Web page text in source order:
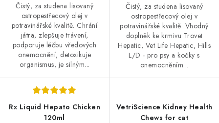
Čistý, za studena lisovaný
ostropestřecový olej v
potravinářské kvalitě. Chrání
játra, zlepšuje trávení,
podporuje léčbu vředových
onemocnění, detoxikuje
organismus, je silným...
Čistý, za studena lisovaný
ostropestřecový olej v
potravinářské kvalitě. Vhodný
doplněk ke krmivu Trovet
Hepatic, Vet Life Hepatic, Hills
L/D - pro psy a kočky s
onemocněním...
Rx Liquid Hepato Chicken
120ml
VetriScience Kidney Health
Chews for cat